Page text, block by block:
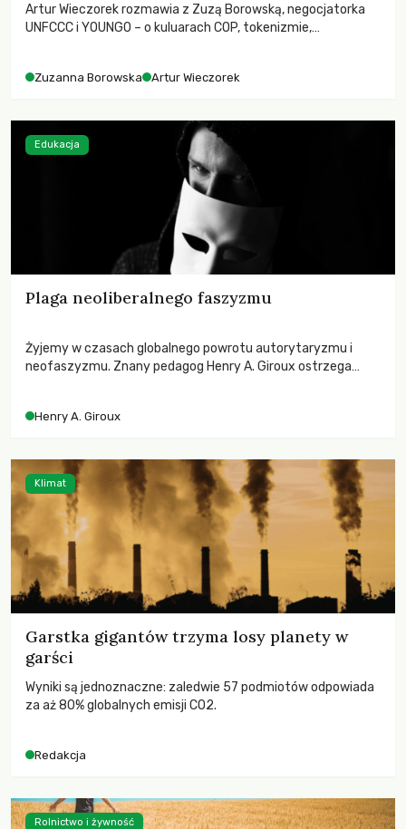
Artur Wieczorek rozmawia z Zuzą Borowską, negocjatorka
UNFCCC i YOUNGO – o kuluarach COP, tokenizmie,
Zuzanna Borowska Artur Wieczorek
Plaga neoliberalnego faszyzmu
Żyjemy w czasach globalnego powrotu autorytaryzmu i
neofaszyzmu. Znany pedagog Henry A. Giroux ostrzega
wychowają świadomych obywateli?
Henry A. Giroux
Edukacja
Garstka gigantów trzyma losy planety w
garści
Wyniki są jednoznaczne: zaledwie 57 podmiotów odpowiada
za aż 80% globalnych emisji CO2.
Redakcja
Klimat
Rolnictwo i żywność